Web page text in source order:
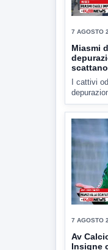
Miasmi
I cattivi